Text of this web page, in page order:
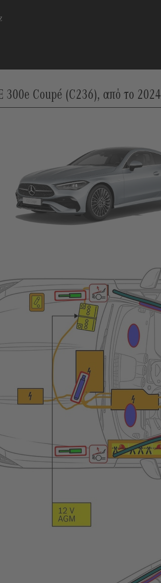
300e Coupé (C236), από το 2024